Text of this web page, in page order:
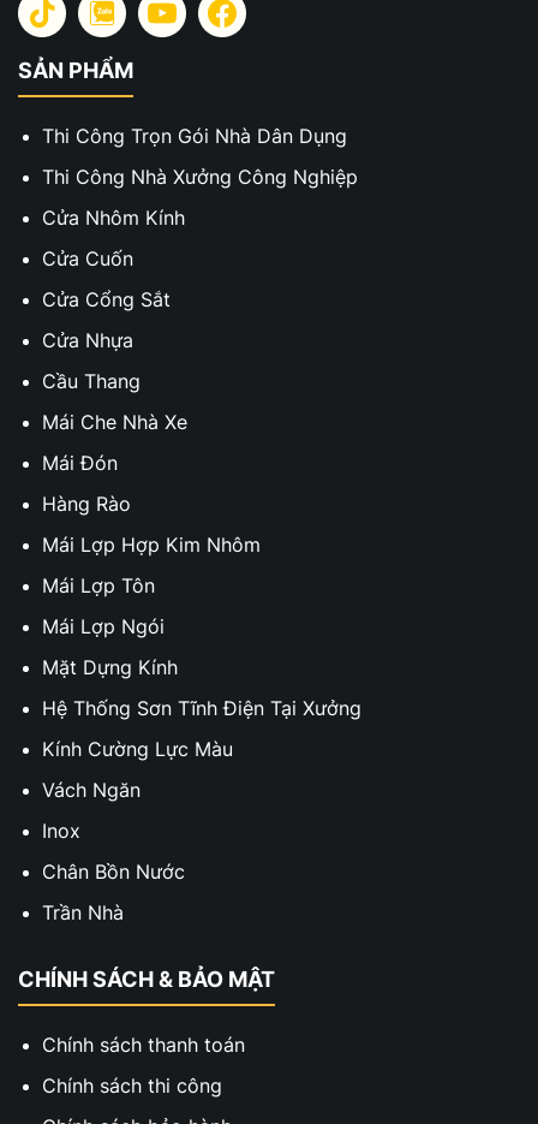
SẢN PHẨM
Thi Công Trọn Gói Nhà Dân Dụng
Thi Công Nhà Xưởng Công Nghiệp
Cửa Nhôm Kính
Cửa Cuốn
Cửa Cổng Sắt
Cửa Nhựa
Cầu Thang
Mái Che Nhà Xe
Mái Đón
Hàng Rào
Mái Lợp Hợp Kim Nhôm
Mái Lợp Tôn
Mái Lợp Ngói
Mặt Dựng Kính
Hệ Thống Sơn Tĩnh Điện Tại Xưởng
Kính Cường Lực Màu
Vách Ngăn
Inox
Chân Bồn Nước
Trần Nhà
CHÍNH SÁCH & BẢO MẬT
Chính sách thanh toán
Chính sách thi công